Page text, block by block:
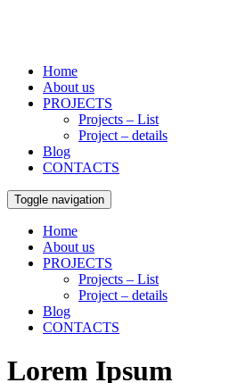
Home
About us
PROJECTS
Projects – List
Project – details
Blog
CONTACTS
Toggle navigation
Home
About us
PROJECTS
Projects – List
Project – details
Blog
CONTACTS
Lorem Ipsum